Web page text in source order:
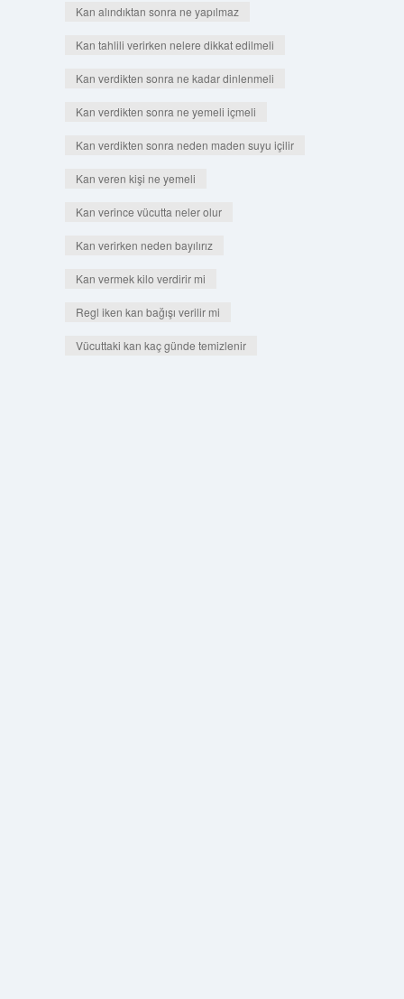
Kan alındıktan sonra ne yapılmaz
Kan tahlili verirken nelere dikkat edilmeli
Kan verdikten sonra ne kadar dinlenmeli
Kan verdikten sonra ne yemeli içmeli
Kan verdikten sonra neden maden suyu içilir
Kan veren kişi ne yemeli
Kan verince vücutta neler olur
Kan verirken neden bayılırız
Kan vermek kilo verdirir mi
Regl iken kan bağışı verilir mi
Vücuttaki kan kaç günde temizlenir